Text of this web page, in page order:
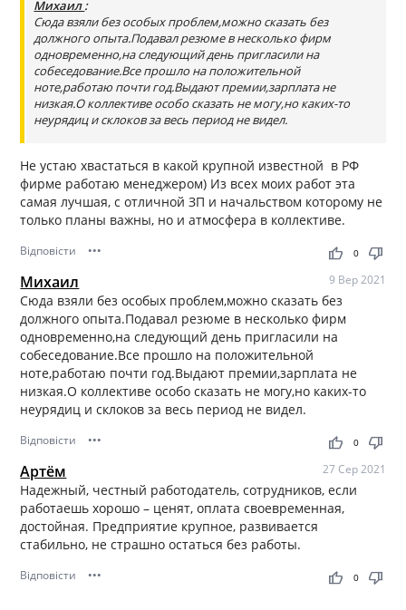
Михаил:
Сюда взяли без особых проблем,можно сказать без
должного опыта.Подавал резюме в несколько фирм
одновременно,на следующий день пригласили на
собеседование.Все прошло на положительной
ноте,работаю почти год.Выдают премии,зарплата не
низкая.О коллективе особо сказать не могу,но каких-то
неурядиц и склоков за весь период не видел.
Не устаю хвастаться в какой крупной известной в РФ
фирме работаю менеджером) Из всех моих работ эта
самая лучшая, с отличной ЗП и начальством которому не
только планы важны, но и атмосфера в коллективе.
Відповісти ••• thumb_up thumb_down
0
Михаил 9 Вер 2021
Сюда взяли без особых проблем,можно сказать без
должного опыта.Подавал резюме в несколько фирм
одновременно,на следующий день пригласили на
собеседование.Все прошло на положительной
ноте,работаю почти год.Выдают премии,зарплата не
низкая.О коллективе особо сказать не могу,но каких-то
неурядиц и склоков за весь период не видел.
Відповісти ••• thumb_up thumb_down
0
Артём 27 Сер 2021
Надежный, честный работодатель, сотрудников, если
работаешь хорошо – ценят, оплата своевременная,
достойная. Предприятие крупное, развивается
стабильно, не страшно остаться без работы.
Відповісти ••• thumb_up thumb_down
0